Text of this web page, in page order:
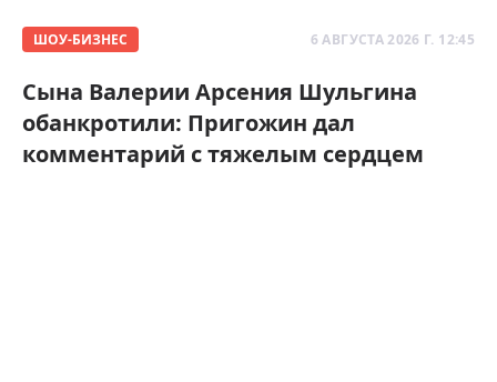
ШОУ-БИЗНЕС 6 АВГУСТА 2026 Г. 12:45
Сына Валерии Арсения Шульгина
обанкротили: Пригожин дал
комментарий с тяжелым сердцем